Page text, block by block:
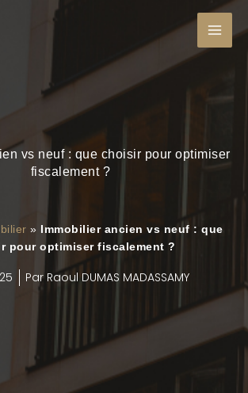
vs neuf : que choisir pour optimiser
fiscalement ?
»
Immobilier ancien vs neuf : que
pour optimiser fiscalement ?
ParRaoul DUMAS MADASSAMY